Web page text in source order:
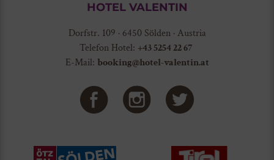
HOTEL VALENTIN
Dorfstr. 109 · 6450 Sölden · Austria
Telefon Hotel: +43 5254 22 67
E-Mail: booking@hotel-valentin.at